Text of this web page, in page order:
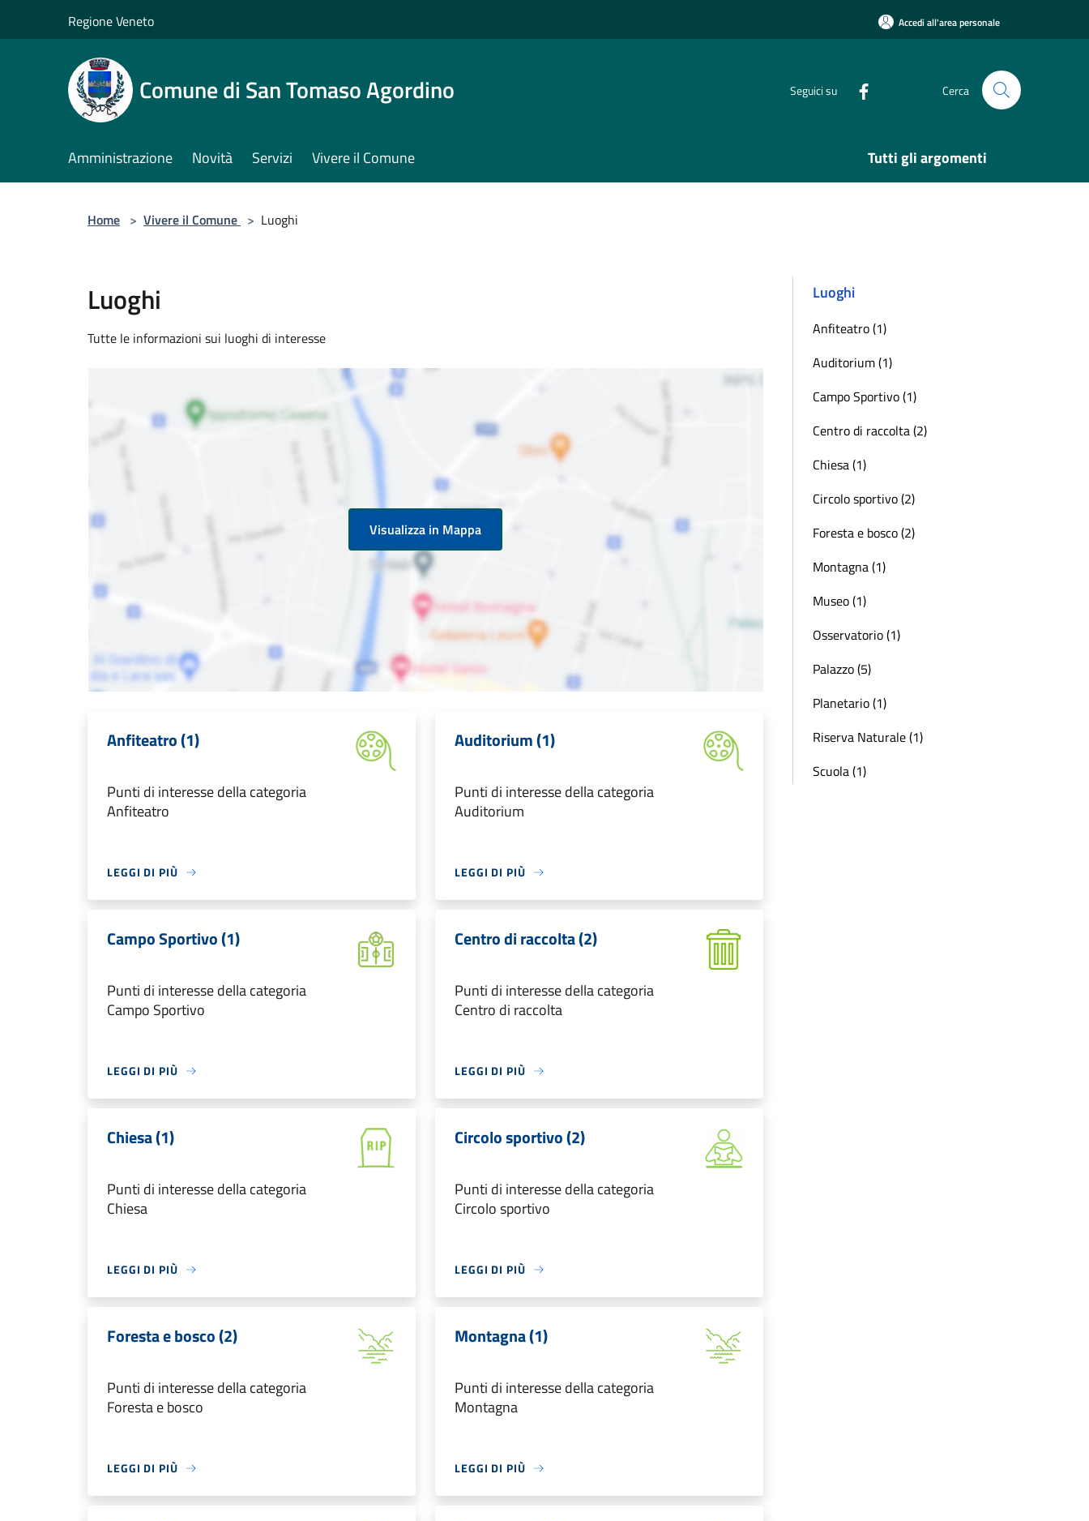
Regione Veneto Accedi all'area personale
Comune di San Tomaso Agordino Seguici su Cerca
Amministrazione Novità Servizi Vivere il Comune Tutti gli argomenti
Home > Vivere il Comune > Luoghi
Luoghi
Tutte le informazioni sui luoghi di interesse
Visualizza in Mappa
Anfiteatro (1)
Punti di interesse della categoria
Anfiteatro
LEGGI DI PIÙ
Auditorium (1)
Punti di interesse della categoria
Auditorium
LEGGI DI PIÙ
Campo Sportivo (1)
Punti di interesse della categoria
Campo Sportivo
LEGGI DI PIÙ
Centro di raccolta (2)
Punti di interesse della categoria
Centro di raccolta
LEGGI DI PIÙ
Chiesa (1)
Punti di interesse della categoria
Chiesa
LEGGI DI PIÙ
Circolo sportivo (2)
Punti di interesse della categoria
Circolo sportivo
LEGGI DI PIÙ
Foresta e bosco (2)
Punti di interesse della categoria
Foresta e bosco
LEGGI DI PIÙ
Montagna (1)
Punti di interesse della categoria
Montagna
LEGGI DI PIÙ
Luoghi
Anfiteatro (1)
Auditorium (1)
Campo Sportivo (1)
Centro di raccolta (2)
Chiesa (1)
Circolo sportivo (2)
Foresta e bosco (2)
Montagna (1)
Museo (1)
Osservatorio (1)
Palazzo (5)
Planetario (1)
Riserva Naturale (1)
Scuola (1)